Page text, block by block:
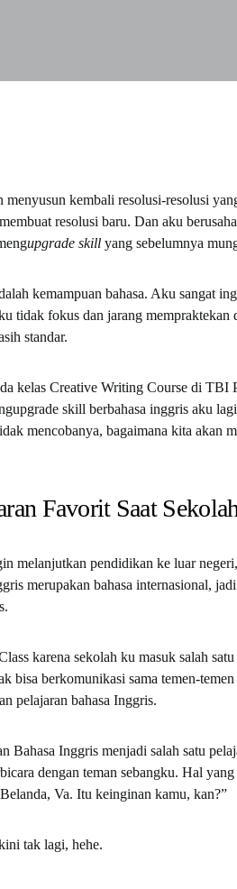
kembali resolusi-resolusi
resolusi baru. Dan aku
upgrade skill yang sebelumnya
kemampuan bahasa. Aku sangat
tidak fokus dan jarang mempraktekan
standar.
kelas Creative Writing Course di TBI
skill berbahasa inggris aku
mencobanya, bagaimana kita akan
Favorit Saat
melanjutkan pendidikan ke luar
merupakan bahasa internasional,
karena sekolah ku masuk salah
bisa berkomunikasi sama temen-
pelajaran bahasa Inggris.
Bahasa Inggris menjadi salah satu
dengan teman sebangku. Hal
Va. Itu keinginan kamu, kan?”
tak lagi, hehe.